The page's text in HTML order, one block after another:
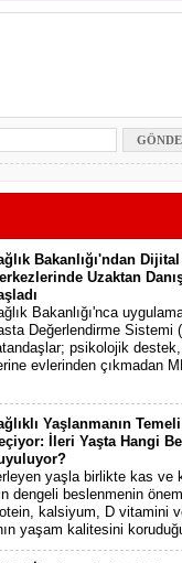
Bakanlığı'ndan
Uzaktan
Bakanlığı'nca
Değerlendirme Sistemi
psikolojik
evlerinden çıkmadan
Yaşlanmanın
İleri Yaşta Hangi
yaşla birlikte kas ve
dengeli beslenmenin
kalsiyum, D vitamini
yaşam kalitesini